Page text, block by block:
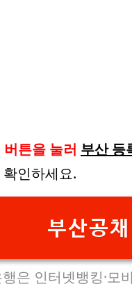
버튼을 눌러 부산 등
확인하세요.
부산공
은 인터넷뱅킹·모